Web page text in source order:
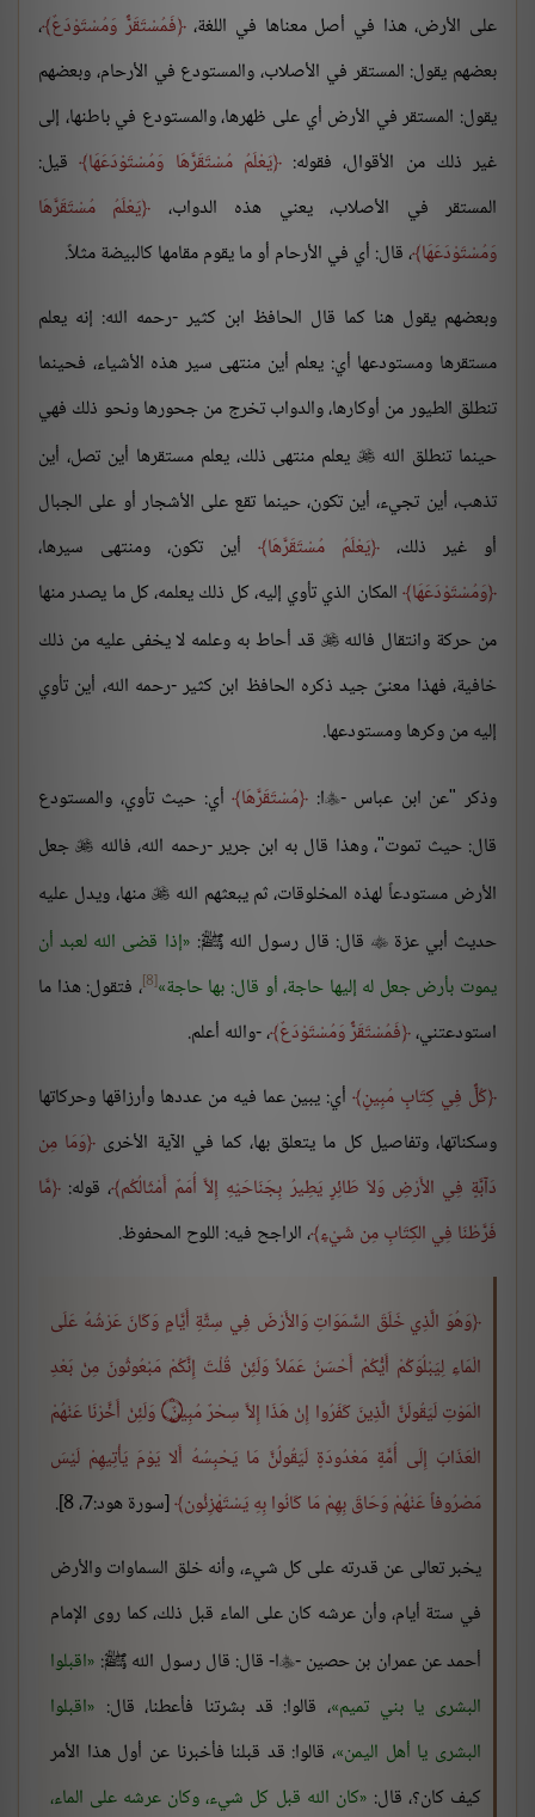
على الأرض، هذا في أصل معناها في اللغة، فَمُسْتَقَرٌّ وَمُسْتَوْدَعٌ ،
بعضهم يقول: المستقر في الأصلاب، والمستودع في الأرحام، وبعضهم
يقول: المستقر في الأرض أي على ظهرها، والمستودع في باطنها، إلى
غير ذلك من الأقوال، فقوله: يَعْلَمُ مُسْتَقَرَّهَا وَمُسْتَوْدَعَهَا قيل:
المستقر في الأصلاب، يعني هذه الدواب،
يَعْلَمُ مُسْتَقَرَّهَا
وَمُسْتَوْدَعَهَا ، قال: أي في الأرحام أو ما يقوم مقامها كالبيضة مثلاً.
وبعضهم يقول هنا كما قال الحافظ ابن كثير -رحمه الله: إنه يعلم
مستقرها ومستودعها أي: يعلم أين منتهى سير هذه الأشياء، فحينما
تنطلق الطيور من أوكارها، والدواب تخرج من جحورها ونحو ذلك فهي
حينما تنطلق الله يعلم منتهى ذلك، يعلم مستقرها أين تصل، أين
تذهب، أين تجيء، أين تكون، حينما تقع على الأشجار أو على الجبال
أو غير ذلك،
يَعْلَمُ مُسْتَقَرَّهَا
أين تكون، ومنتهى سيرها،
وَمُسْتَوْدَعَهَا المكان الذي تأوي إليه، كل ذلك يعلمه، كل ما يصدر منها
من حركة وانتقال فالله قد أحاط به وعلمه لا يخفى عليه من ذلك
خافية، فهذا معنىً جيد ذكره الحافظ ابن كثير -رحمه الله، أين تأوي
إليه من وكرها ومستودعها.
وذكر "عن ابن عباس -ا: مُسْتَقَرَّهَا أي: حيث تأوي، والمستودع
قال: حيث تموت"، وهذا قال به ابن جرير -رحمه الله، فالله جعل
الأرض مستودعاً لهذه المخلوقات، ثم يبعثهم الله منها، ويدل عليه
حديث أبي عزة قال: قال رسول الله ﷺ: إذا قضى الله لعبد أن
يموت بأرض جعل له إليها حاجة، أو قال: بها حاجة [8] ، فتقول: هذا ما
استودعتني، فَمُسْتَقَرٌّ وَمُسْتَوْدَعٌ ، -والله أعلم.
كُلٌّ فِي كِتَابٍ مُبِينٍ أي: يبين عما فيه من عددها وأرزاقها وحركاتها
وسكناتها، وتفاصيل كل ما يتعلق بها، كما في الآية الأخرى وَمَا مِن
دَآبَّةٍ فِي الأَرْضِ وَلاَ طَائِرٍ يَطِيرُ بِجَنَاحَيْهِ إِلاَّ أُمَمٌ أَمْثَالُكُم ، قوله: مَّا
فَرَّطْنَا فِي الكِتَابِ مِن شَيْءٍ ، الراجح فيه: اللوح المحفوظ.
وَهُوَ الَّذِي خَلَقَ السَّمَوَاتِ وَالأَرْضَ فِي سِتَّةِ أَيَّامٍ وَكَانَ عَرْشُهُ عَلَى
الْمَاءِ لِيَبْلُوَكُمْ أَيُّكُمْ أَحْسَنُ عَمَلاً وَلَئِنْ قُلْتَ إِنَّكُمْ مَبْعُوثُونَ مِنْ بَعْدِ
الْمَوْتِ لَيَقُولَنَّ الَّذِينَ كَفَرُوا إِنْ هَذَا إِلاَّ سِحْرٌ مُبِينٌ ۝ وَلَئِنْ أَخَّرْنَا عَنْهُمْ
الْعَذَابَ إِلَى أُمَّةٍ مَعْدُودَةٍ لَيَقُولُنَّ مَا يَحْبِسُهُ أَلا يَوْمَ يَأْتِيهِمْ لَيْسَ
مَصْرُوفاً عَنْهُمْ وَحَاقَ بِهِمْ مَا كَانُوا بِهِ يَسْتَهْزِئُون [سورة هود:7، 8].
يخبر تعالى عن قدرته على كل شيء، وأنه خلق السماوات والأرض
في ستة أيام، وأن عرشه كان على الماء قبل ذلك، كما روى الإمام
أحمد عن عمران بن حصين -ا- قال: قال رسول الله ﷺ: اقبلوا
البشرى يا بني تميم ، قالوا: قد بشرتنا فأعطنا، قال:
اقبلوا
البشرى يا أهل اليمن ، قالوا: قد قبلنا فأخبرنا عن أول هذا الأمر
كيف كان؟، قال: كان الله قبل كل شيء، وكان عرشه على الماء،